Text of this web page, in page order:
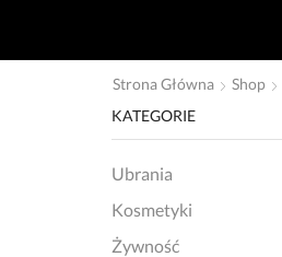
Strona Główna Shop
KATEGORIE
Ubrania
Kosmetyki
Żywność